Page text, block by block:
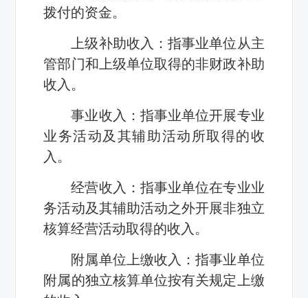
拨付的资金。
上级补助收入：指事业单位从主
管部门和上级单位取得的非财政补助
收入。
事业收入：指事业单位开展专业
业务活动及其辅助活动所取得的收
入。
经营收入：指事业单位在专业业
务活动及其辅助活动之外开展非独立
核算经营活动取得的收入。
附属单位上缴收入：指事业单位
附属的独立核算单位按有关规定上缴